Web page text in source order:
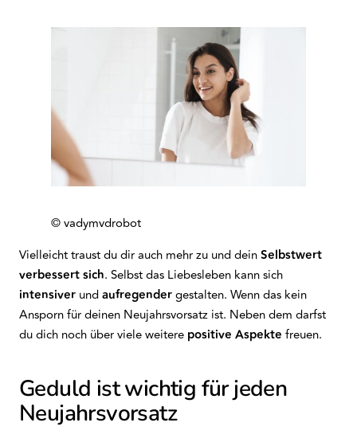
© vadymvdrobot
Vielleicht traust du dir auch mehr zu und deinSelbstwert
verbessertsich. Selbst das Liebesleben kann sich
intensiver undaufregendergestalten. Wenn das kein
Ansporn für deinen Neujahrsvorsatz ist. Neben dem darfst
du dich noch über viele weitere positive Aspekte freuen.
Geduld ist wichtig für jeden
Neujahrsvorsatz